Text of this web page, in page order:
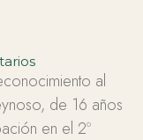
al
de 16 años
en el 2º